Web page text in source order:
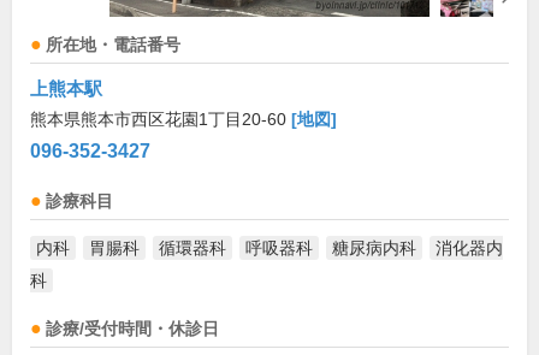
所在地・電話番号
上熊本駅
熊本県熊本市西区花園1丁目20-60 [地図]
096-352-3427
診療科目
内科 胃腸科 循環器科 呼吸器科 糖尿病内科
消化器内
科
診療/受付時間・休診日